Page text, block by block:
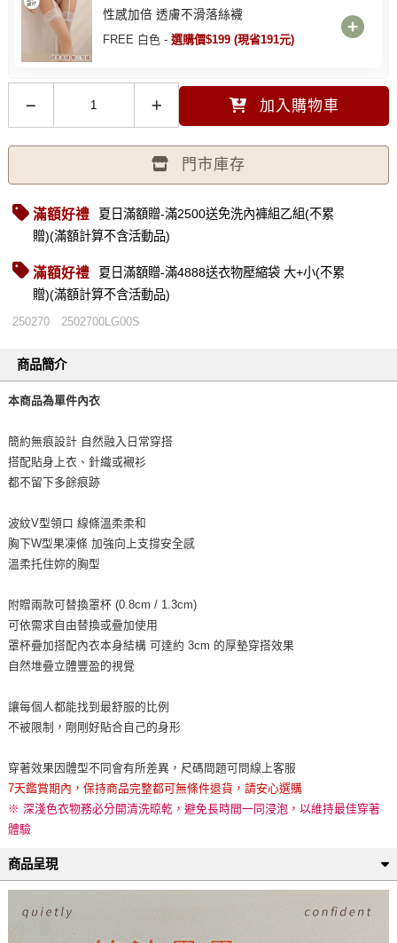
性感加倍 透膚不滑落絲襪
FREE 白色 - 選購價$199 (現省191元)
加入購物車
門市庫存
滿額好禮
夏日滿額贈-滿2500送免洗內褲組乙組(不累
贈)(滿額計算不含活動品)
滿額好禮
夏日滿額贈-滿4888送衣物壓縮袋 大+小(不累
贈)(滿額計算不含活動品)
250270 2502700LG00S
商品簡介
本商品為單件內衣
簡約無痕設計 自然融入日常穿搭
搭配貼身上衣、針織或襯衫
都不留下多餘痕跡
波紋V型領口 線條溫柔柔和
胸下W型果凍條 加強向上支撐安全感
溫柔托住妳的胸型
附贈兩款可替換罩杯 (0.8cm / 1.3cm)
可依需求自由替換或疊加使用
罩杯疊加搭配內衣本身結構 可達約 3cm 的厚墊穿搭效果
自然堆疊立體豐盈的視覺
讓每個人都能找到最舒服的比例
不被限制，剛剛好貼合自己的身形
穿著效果因體型不同會有所差異，尺碼問題可問線上客服
7天鑑賞期內，保持商品完整都可無條件退貨，請安心選購
※ 深淺色衣物務必分開清洗晾乾，避免長時間一同浸泡，以維持最佳穿著
體驗
商品呈現